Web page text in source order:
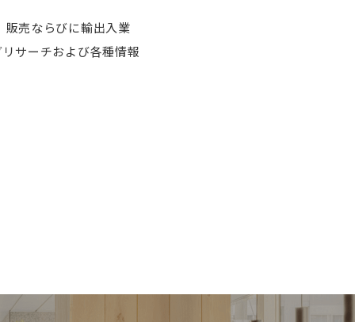
販売ならびに輸出入業
サーチおよび各種情報